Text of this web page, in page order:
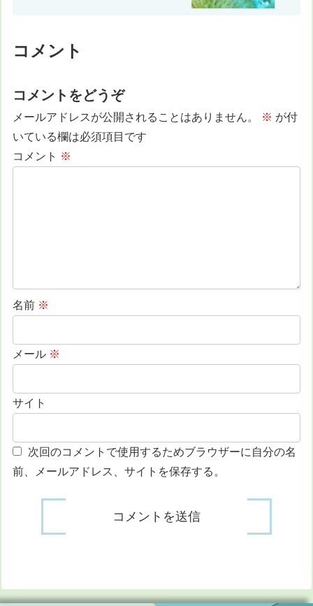
コメント
コメントをどうぞ
メールアドレスが公開されることはありません。 ※ が付
いている欄は必須項目です
コメント ※
名前 ※
メール ※
サイト
次回のコメントで使用するためブラウザーに自分の名
前、メールアドレス、サイトを保存する。